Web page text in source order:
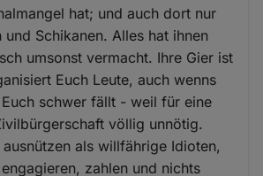
hat; und auch dort nur
Schikanen. Alles hat ihnen
umsonst vermacht. Ihre Gier ist
Euch Leute, auch wenns
schwer fällt - weil für eine
völlig unnötig.
als willfährige Idioten,
zahlen und nichts